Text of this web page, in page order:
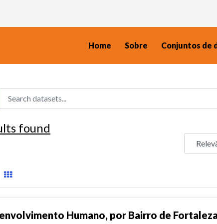
Home Sobre Conjuntos de
found
Humano, por Bairro de